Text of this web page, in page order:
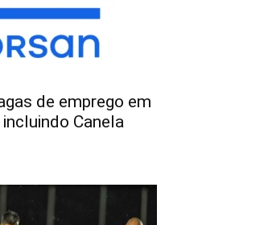
de emprego em
Canela